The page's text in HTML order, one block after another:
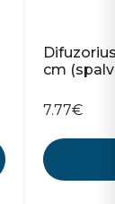
cm
7.77€